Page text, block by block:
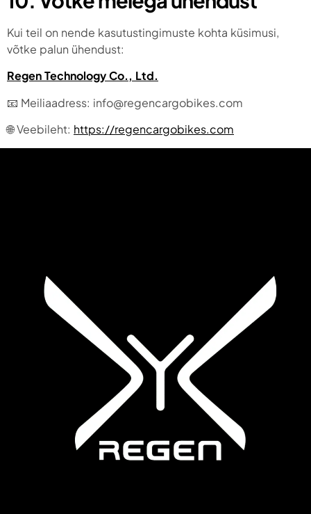
Kui teil on nende kasutustingimuste kohta küsimusi,
võtke palun ühendust:
Regen Technology Co., Ltd.
📧 Meiliaadress: info@regencargobikes.com
🌐 Veebileht: https://regencargobikes.com